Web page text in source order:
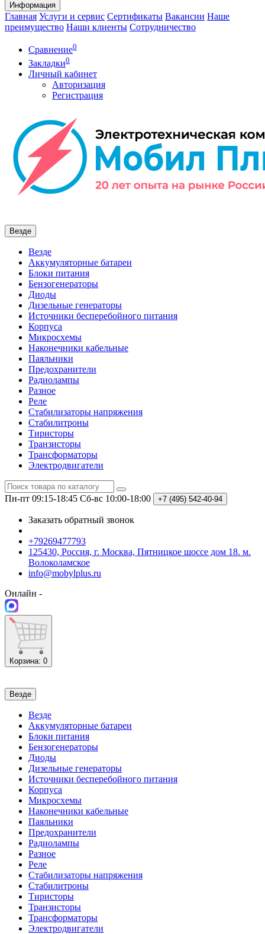
Информация
Главная Услуги и сервис Сертификаты Вакансии Наше
преимущество Наши клиенты Сотрудничество
Сравнение0
Закладки0
Личный кабинет
Авторизация
Регистрация
Везде
Везде
Аккумуляторные батареи
Блоки питания
Бензогенераторы
Диоды
Дизельные генераторы
Источники бесперебойного питания
Корпуса
Микросхемы
Наконечники кабельные
Паяльники
Предохранители
Радиолампы
Разное
Реле
Стабилизаторы напряжения
Стабилитроны
Тиристоры
Транзисторы
Трансформаторы
Электродвигатели
Пн-пт 09:15-18:45 Сб-вс 10:00-18:00 +7 (495) 542-40-94
Заказать обратный звонок
+79269477793
125430, Россия, г. Москва, Пятницкое шоссе дом 18. м.
Волоколамское
info@mobylplus.ru
Онлайн -
Корзина: 0
Везде
Везде
Аккумуляторные батареи
Блоки питания
Бензогенераторы
Диоды
Дизельные генераторы
Источники бесперебойного питания
Корпуса
Микросхемы
Наконечники кабельные
Паяльники
Предохранители
Радиолампы
Разное
Реле
Стабилизаторы напряжения
Стабилитроны
Тиристоры
Транзисторы
Трансформаторы
Электродвигатели